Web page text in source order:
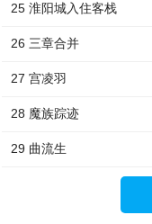
25 淮阳城入住客栈
26 三章合并
27 宫凌羽
28 魔族踪迹
29 曲流生